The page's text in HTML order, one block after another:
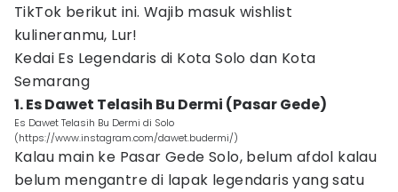
TikTok berikut ini. Wajib masuk wishlist
kulineranmu, Lur!
Kedai Es Legendaris di Kota Solo dan Kota
Semarang
1. Es Dawet Telasih Bu Dermi (Pasar Gede)
Es Dawet Telasih Bu Dermi di Solo
(https://www.instagram.com/dawet.budermi/)
Kalau main ke Pasar Gede Solo, belum afdol kalau
belum mengantre di lapak legendaris yang satu